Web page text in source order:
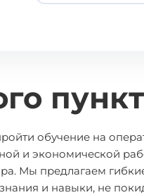
обучение на
и экономической
Мы предлагаем
и навыки, не